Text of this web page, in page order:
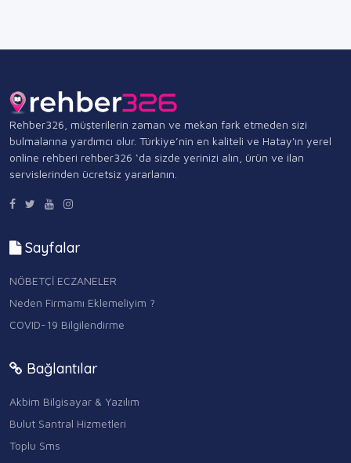
Rehber326, müşterilerin zaman ve mekan fark etmeden sizi
bulmalarına yardımcı olur. Türkiye’nin en kaliteli ve Hatay'ın yerel
online rehberi rehber326 ‘da sizde yerinizi alın, ürün ve ilan
servislerinden ücretsiz yararlanın.
Sayfalar
NÖBETÇİ ECZANELER
Neden Firmamı Eklemeliyim ?
COVID-19 Bilgilendirme
Bağlantılar
Akbim Bilgisayar & Yazılım
Bulut Santral Hizmetleri
Toplu Sms